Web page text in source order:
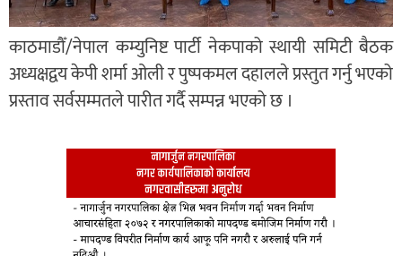
काठमाडौँ/नेपाल कम्युनिष्ट पार्टी नेकपाको स्थायी समिटी बैठक
अध्यक्षद्वय केपी शर्मा ओली र पुष्पकमल दहालले प्रस्तुत गर्नु भएको
प्रस्ताव सर्वसम्मतले पारीत गर्दै सम्पन्न भएको छ ।